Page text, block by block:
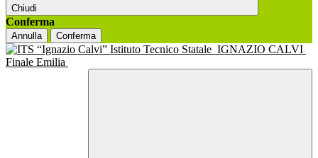
Chiudi
Conferma
Annulla Conferma
Istituto Tecnico Statale IGNAZIO CALVI
Finale Emilia